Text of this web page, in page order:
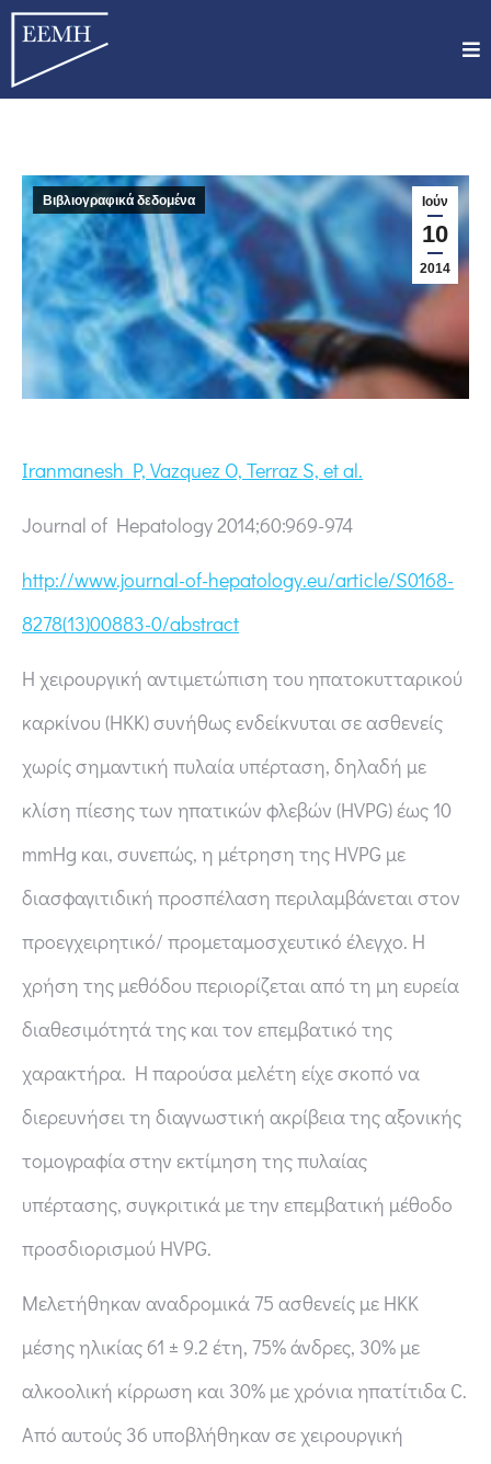
Ιούν
10
2014
Βιβλιογραφικά δεδομένα
Iranmanesh P, Vazquez O, Terraz S, et al.
Journal of Hepatology 2014;60:969-974
http://www.journal-of-hepatology.eu/article/S0168-
8278(13)00883-0/abstract
Η χειρουργική αντιμετώπιση του ηπατοκυτταρικού
καρκίνου (ΗΚΚ) συνήθως ενδείκνυται σε ασθενείς
χωρίς σημαντική πυλαία υπέρταση, δηλαδή με
κλίση πίεσης των ηπατικών φλεβών (HVPG) έως 10
mmHg και, συνεπώς, η μέτρηση της HVPG με
διασφαγιτιδική προσπέλαση περιλαμβάνεται στον
προεγχειρητικό/ προμεταμοσχευτικό έλεγχο. Η
χρήση της μεθόδου περιορίζεται από τη μη ευρεία
διαθεσιμότητά της και τον επεμβατικό της
χαρακτήρα. Η παρούσα μελέτη είχε σκοπό να
διερευνήσει τη διαγνωστική ακρίβεια της αξονικής
τομογραφία στην εκτίμηση της πυλαίας
υπέρτασης, συγκριτικά με την επεμβατική μέθοδο
προσδιορισμού HVPG.
Μελετήθηκαν αναδρομικά 75 ασθενείς με ΗΚΚ
μέσης ηλικίας 61 ± 9.2 έτη, 75% άνδρες, 30% με
αλκοολική κίρρωση και 30% με χρόνια ηπατίτιδα C.
Από αυτούς 36 υποβλήθηκαν σε χειρουργική